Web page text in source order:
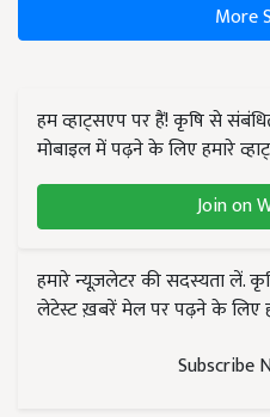
More
हम व्हाट्सएप पर हैं! कृषि से
मोबाइल में पढ़ने के लिए हमारे
Join on
हमारे न्यूज़लेटर की सदस्यता लें.
लेटेस्ट ख़बरें मेल पर पढ़ने के लिए
Subscribe